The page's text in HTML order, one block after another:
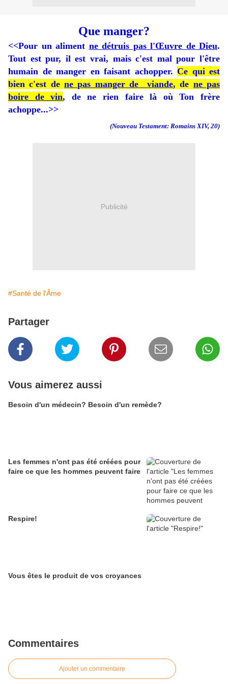
Que manger?
<<Pour un aliment ne détruis pas l'Œuvre de Dieu.
Tout est pur, il est vrai, mais c'est mal pour l'être
humain de manger en faisant achopper. Ce qui est
bien c'est dene pas manger de viande, de ne pas
boire de vin, de ne rien faire là où Ton frère
achoppe...>>
(Nouveau Testament: Romains XIV, 20)
Publicité
#Santé de l'Âme
Partager
Vous aimerez aussi
Besoin d'un médecin? Besoin d'un remède?
Les femmes n'ont pas été créées pour
faire ce que les hommes peuvent faire
Respire!
Vous êtes le produit de vos croyances
Commentaires
Ajouter un commentaire